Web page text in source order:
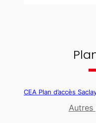
CEA Plan d’accès
Autres